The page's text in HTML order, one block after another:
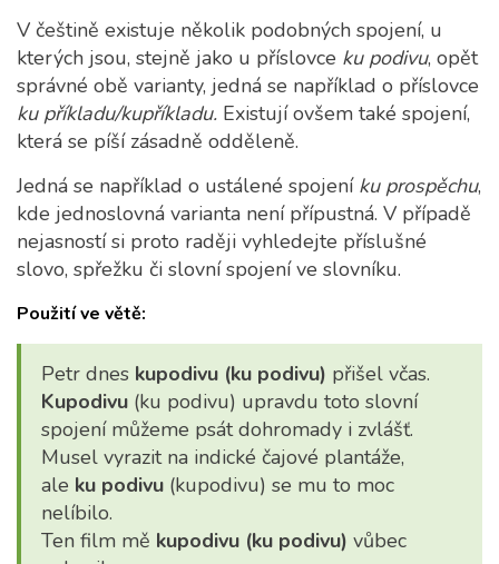
V češtině existuje několik podobných spojení, u
kterých jsou, stejně jako u příslovce ku podivu, opět
správné obě varianty, jedná se například o příslovce
ku příkladu/kupříkladu. Existují ovšem také spojení,
která se píší zásadně odděleně.
Jedná se například o ustálené spojení ku prospěchu,
kde jednoslovná varianta není přípustná. V případě
nejasností si proto raději vyhledejte příslušné
slovo, spřežku či slovní spojení ve slovníku.
Použití ve větě:
Petr dnes kupodivu (ku podivu) přišel včas.
Kupodivu (ku podivu) upravdu toto slovní
spojení můžeme psát dohromady i zvlášť.
Musel vyrazit na indické čajové plantáže,
ale ku podivu (kupodivu) se mu to moc
nelíbilo.
Ten film mě kupodivu (ku podivu) vůbec